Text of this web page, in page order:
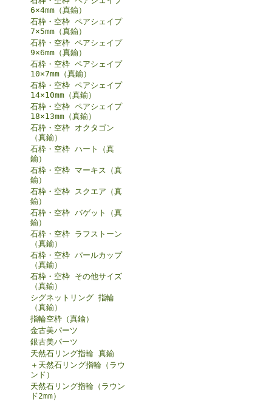
6×4mm（真鍮）
石枠・空枠 ペアシェイプ
7×5mm（真鍮）
石枠・空枠 ペアシェイプ
9×6mm（真鍮）
石枠・空枠 ペアシェイプ
10×7mm（真鍮）
石枠・空枠 ペアシェイプ
14×10mm（真鍮）
石枠・空枠 ペアシェイプ
18×13mm（真鍮）
石枠・空枠 オクタゴン
（真鍮）
石枠・空枠 ハート（真
鍮）
石枠・空枠 マーキス（真
鍮）
石枠・空枠 スクエア（真
鍮）
石枠・空枠 バゲット（真
鍮）
石枠・空枠 ラフストーン
（真鍮）
石枠・空枠 パールカップ
（真鍮）
石枠・空枠 その他サイズ
（真鍮）
シグネットリング 指輪
（真鍮）
指輪空枠（真鍮）
金古美パーツ
銀古美パーツ
天然石リング指輪 真鍮
＋天然石リング指輪（ラウ
ンド）
天然石リング指輪（ラウン
ド2mm）